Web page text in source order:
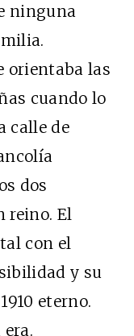
ninguna
orientaba las
cuando lo
calle de
dos
reino. El
con el
y su
eterno.